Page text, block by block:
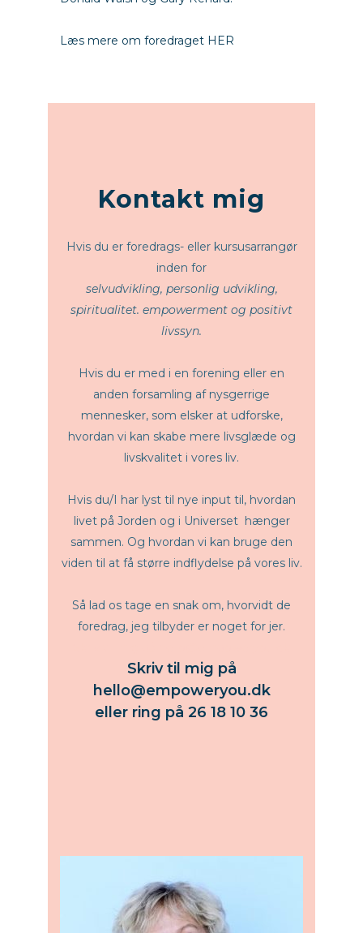
Læs mere om foredraget HER
Kontakt mig
Hvis du er foredrags- eller kursusarrangør
inden for
selvudvikling, personlig udvikling,
spiritualitet. empowerment og positivt
livssyn.
Hvis du er med i en forening eller en
anden forsamling af nysgerrige
mennesker, som elsker at udforske,
hvordan vi kan skabe mere livsglæde og
livskvalitet i vores liv.
Hvis du/I har lyst til nye input til, hvordan
livet på Jorden og i Universet hænger
sammen. Og hvordan vi kan bruge den
viden til at få større indflydelse på vores liv.
Så lad os tage en snak om, hvorvidt de
foredrag, jeg tilbyder er noget for jer.
Skriv til mig på
hello@empoweryou.dk
eller ring på 26 18 10 36